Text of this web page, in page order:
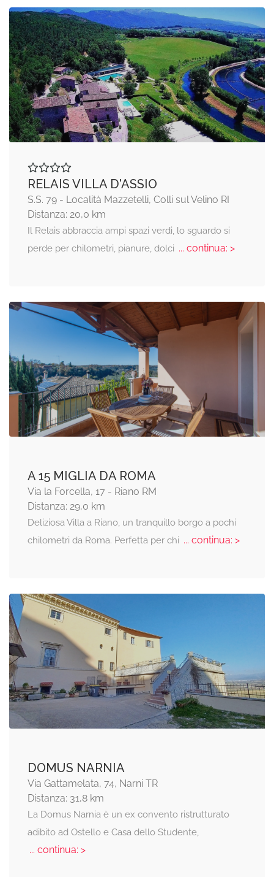
RELAIS VILLA D'ASSIO
S.S. 79 - Località Mazzetelli, Colli sul Velino RI
Distanza: 20,0 km
Il Relais abbraccia ampi spazi verdi, lo sguardo si
perde per chilometri, pianure, dolci ... continua: >
A 15 MIGLIA DA ROMA
Via la Forcella, 17 - Riano RM
Distanza: 29,0 km
Deliziosa Villa a Riano, un tranquillo borgo a pochi
chilometri da Roma. Perfetta per chi ... continua: >
DOMUS NARNIA
Via Gattamelata, 74, Narni TR
Distanza: 31,8 km
La Domus Narnia è un ex convento ristrutturato
adibito ad Ostello e Casa dello Studente,
... continua: >